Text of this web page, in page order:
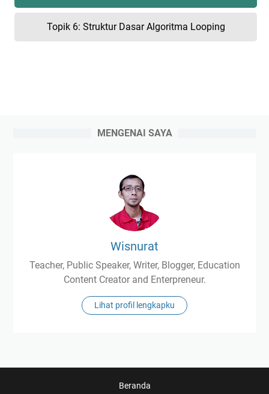
Topik 6: Struktur Dasar Algoritma Looping
MENGENAI SAYA
Wisnurat
Teacher, Public Speaker, Writer, Blogger, Education
Content Creator and Enterpreneur.
Lihat profil lengkapku
Beranda